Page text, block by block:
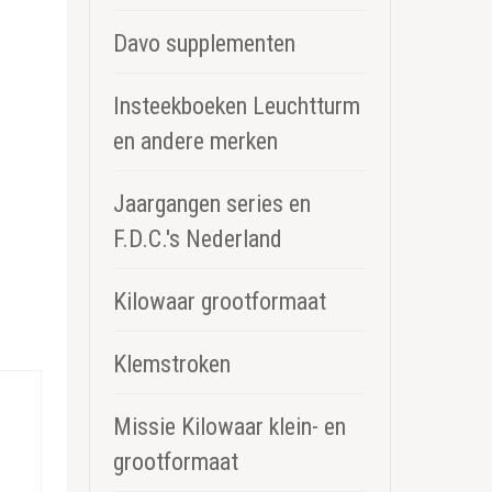
Davo supplementen
Insteekboeken Leuchtturm
en andere merken
Jaargangen series en
F.D.C.'s Nederland
Kilowaar grootformaat
Klemstroken
Missie Kilowaar klein- en
grootformaat